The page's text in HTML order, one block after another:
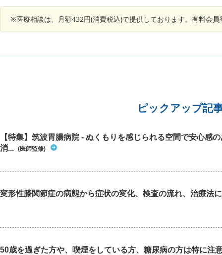
す。そ
だけ筋
の症状
術後い
月以上
はする
で、そ
いう経
なって
のでし
どのく
出が悪くなれば治療を検討」「頻尿はあまり関係
ない」「投薬は一時的な対処で、根治には腹腔鏡
く、できれば避けたいと感じています。次回は来
症なら経過観察＋薬物療法 ・生活に強い支障があ
れば手術 ・手術後は改善が見込めるが、加齢に伴
をどの程度改善したいか」で決めるのが現実的 私
の不確実さを考えると手術は避けたい気持ちで
す。今後の生活において、どのような考え方や対
身とも
す。 ち
※医療相談は、月額432円(消費税込)で提供しております。有料会
ピックアップ記
【特集】筑波胃腸病院 - ぬくもりを感じられる空間で安心感
消... (医師監修)
変形性膝関節症の病態から症状の変化、検査の流れ、治療法
50歳を過ぎた方や、喫煙をしている方、糖尿病の方は特に注